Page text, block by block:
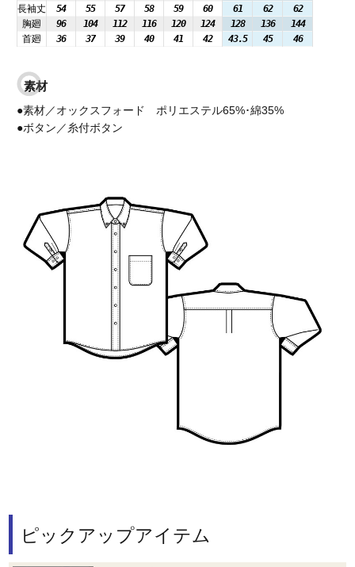
長袖丈
54 55 57 58 59 60 61 62
62
胸廻
96 104 112 116 120 124 128 136
144
首廻
36 37 39 40 41 42 43.5 45 46
素材
●素材／オックスフォード ポリエステル65%･綿35%
●ボタン／糸付ボタン
ピックアップアイテム